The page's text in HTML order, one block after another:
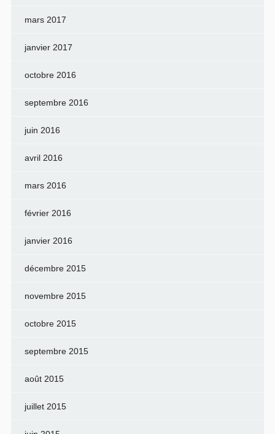
mars 2017
janvier 2017
octobre 2016
septembre 2016
juin 2016
avril 2016
mars 2016
février 2016
janvier 2016
décembre 2015
novembre 2015
octobre 2015
septembre 2015
août 2015
juillet 2015